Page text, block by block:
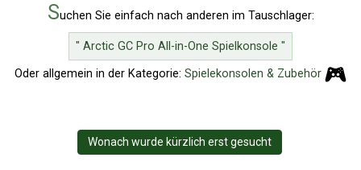
Suchen Sie einfach nach anderen im Tauschlager:
" Arctic GC Pro All-in-One Spielkonsole "
Oder allgemein in der Kategorie: Spielekonsolen & Zubehör
Wonach wurde kürzlich erst gesucht